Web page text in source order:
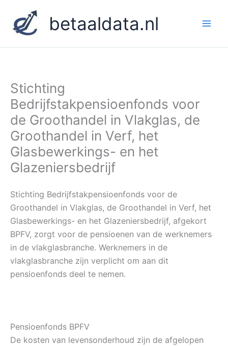
naar
inhoud
betaaldata.nl
Stichting
Bedrijfstakpensioenfonds voor
de Groothandel in Vlakglas, de
Groothandel in Verf, het
Glasbewerkings- en het
Glazeniersbedrijf
Stichting Bedrijfstakpensioenfonds voor de
Groothandel in Vlakglas, de Groothandel in Verf, het
Glasbewerkings- en het Glazeniersbedrijf, afgekort
BPFV, zorgt voor de pensioenen van de werknemers
in de vlakglasbranche. Werknemers in de
vlakglasbranche zijn verplicht om aan dit
pensioenfonds deel te nemen.
Pensioenfonds BPFV
De kosten van levensonderhoud zijn de afgelopen